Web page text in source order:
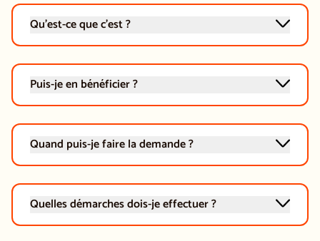
Qu'est-ce que c'est ?
Puis-je en bénéficier ?
Quand puis-je faire la demande ?
Quelles démarches dois-je effectuer ?